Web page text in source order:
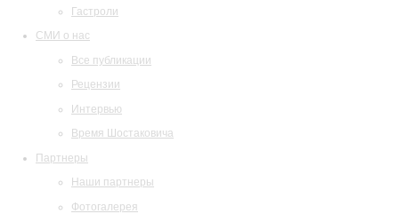
Гастроли
СМИ о нас
Все публикации
Рецензии
Интервью
Время Шостаковича
Партнеры
Наши партнеры
Фотогалерея